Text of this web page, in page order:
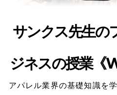
サンクス先生の
ジネスの授業《
アパレル業界の基礎知識を